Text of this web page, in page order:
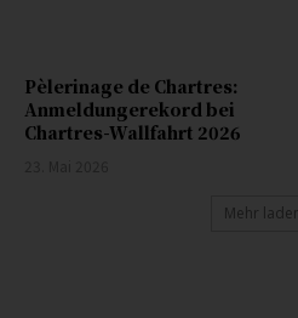
Pèlerinage de Chartres:
Anmeldungerekord bei
Chartres-Wallfahrt 2026
Mehr